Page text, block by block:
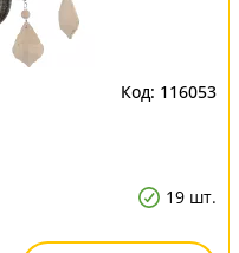
116053
19 шт.